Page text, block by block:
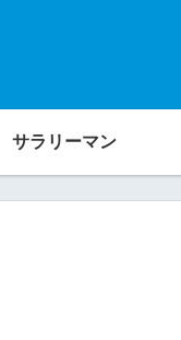
サラリーマン